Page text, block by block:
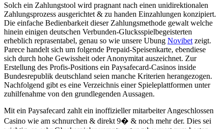
Solch ein Zahlungstool wird pragnant nach einen unidirektionalen
Zahlungsprozess ausgerichtet & zu handen Einzahlungen konzipiert.
Die einfache Bedienbarkeit dieser Zahlungsmethode gewalt welche
hinein einigen deutschen Verbunden-Glucksspielbegeisterten
erheblich reprasentabel, genau so wie unsere Ubung Novibet zeigt.
Parece handelt sich um folgende Prepaid-Speisenkarte, ebendiese
sich durch hohe Gewissheit oder Anonymitat auszeichnet. Zur
Erstellung des Profis-Positions ein Paysafecard-Casinos inside
Bundesrepublik deutschland seien manche Kriterien herangezogen.
Nachfolgend gibt es eine Verzeichnis einer Spieleplattformen unter
zuhilfenahme von den grundlegenden Aussagen.
Mit ein Paysafecard zahlt ein inoffizieller mitarbeiter Angeschlossen
Casino wie am schnurchen & direkt 9� & noch mehr der. Dies sei